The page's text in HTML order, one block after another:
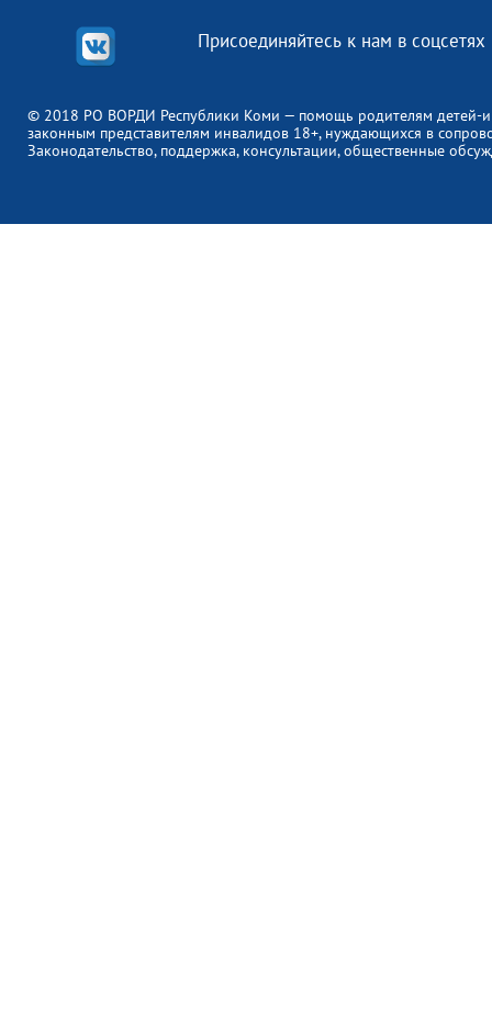
© 2018 РО ВОРДИ Республики Коми — помощь родителям детей-
законным представителям инвалидов 18+, нуждающихся в
Законодательство, поддержка, консультации, общественные
Присоединяйтесь к нам в соцсетях